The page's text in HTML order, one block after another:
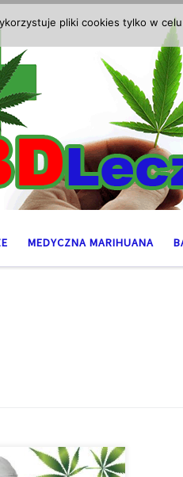
MEDYCZNA MARIHUANA
w Portland nowy
pliki cookies tylko w